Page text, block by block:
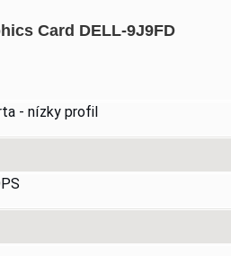
Card DELL-9J9FD
- nízky profil